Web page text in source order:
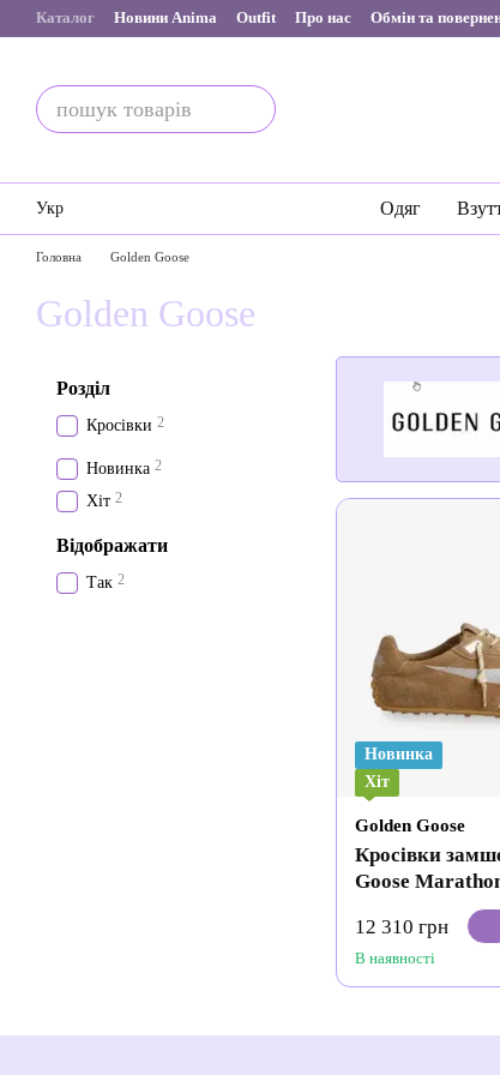
Перейти до основного контенту
Каталог Новини Anima Outfit Про нас Обмін та
Укр Одяг
Головна Golden Goose
Golden Goose
Новинка
Хіт
Golden Goose
Кросівки
Goose
12 310 грн
В наявності
Розділ
Кросівки 2
Новинка 2
Хіт 2
Відображати
Так 2